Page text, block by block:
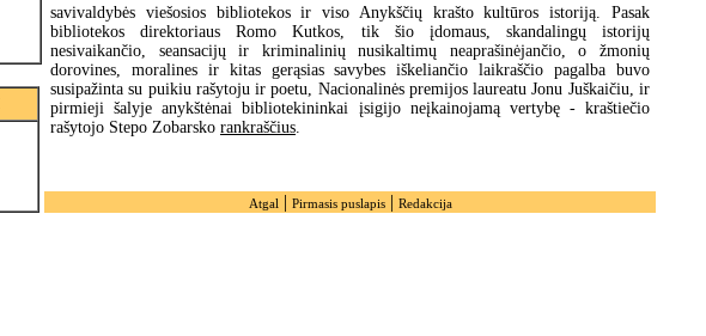
savivaldybės viešosios bibliotekos ir viso Anykščių krašto kultūros istoriją. Pasak
bibliotekos direktoriaus Romo Kutkos, tik šio įdomaus, skandalingų istorijų
nesivaikančio, seansacijų ir kriminalinių nusikaltimų neaprašinėjančio, o žmonių
dorovines, moralines ir kitas gerąsias savybes iškeliančio laikraščio pagalba buvo
susipažinta su puikiu rašytoju ir poetu, Nacionalinės premijos laureatu Jonu Juškaičiu, ir
pirmieji šalyje anykštėnai bibliotekininkai įsigijo neįkainojamą vertybę - kraštiečio
rašytojo Stepo Zobarsko rankraščius
Atgal | Pirmasis puslapis| Redakcija